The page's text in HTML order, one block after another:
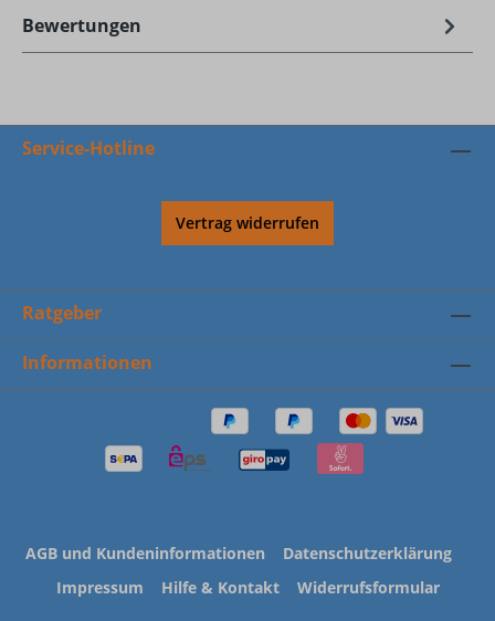
Bewertungen
Service-Hotline
Vertrag widerrufen
Ratgeber
Informationen
AGB und Kundeninformationen
Datenschutzerklärung
Impressum
Hilfe & Kontakt Widerrufsformular